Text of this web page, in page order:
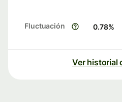
Fluctuación 0.78%
Ver historial